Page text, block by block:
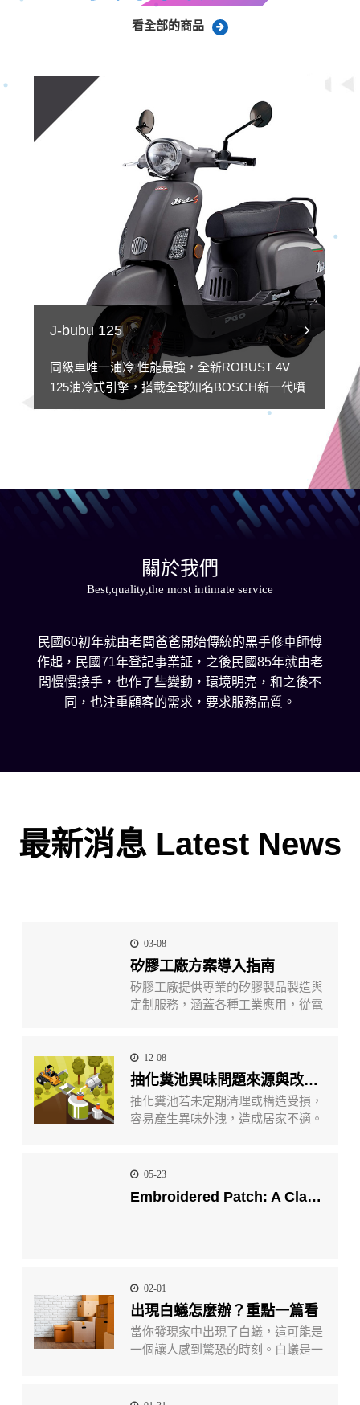
看全部的商品
J-bubu 125
同級車唯一油冷 性能最強，全新ROBUST 4V
125油冷式引擎，搭載全球知名BOSCH新一代噴
射系統；油冷式設計能大幅提升引擎散熱效率，
關於我們
Best,quality,the most intimate service
民國60初年就由老闆爸爸開始傳統的黑手修車師傅
作起，民國71年登記事業証，之後民國85年就由老
闆慢慢接手，也作了些變動，環境明亮，和之後不
同，也注重顧客的需求，要求服務品質。
最新消息 Latest News
最新消息 Latest News
03-08
矽膠工廠方案導入指南
矽膠工廠提供專業的矽膠製品製造與
定制服務，涵蓋各種工業應用，從電
為客戶提供高性能且符合需求的矽膠
解決方案。選擇合適的矽膠工廠不僅
能提高產品的品質與生產效率，還能
確保交貨準時與成本效益，對於需要
大量定制化生產的企業尤為重要。
12-08
抽化糞池異味問題來源與改善方式
抽化糞池若未定期清理或構造受損，
容易產生異味外洩，造成居家不適。
化糞池臭味問題。
05-23
Embroidered Patch: A Classic Symbol of Craftsmanship and Identity
02-01
出現白蟻怎麼辦？重點一篇看
當你發現家中出現了白蟻，這可能是
一個讓人感到驚恐的時刻。白蟻是一